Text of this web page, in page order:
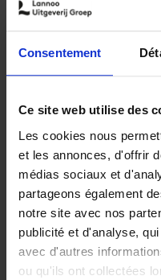
Consentement
Ce site web utilise des
Les cookies nous
et les annonces, d'offrir
médias sociaux et
partageons également
notre site avec nos
publicité et d'analyse,
avec d'autres
ou qu'ils ont collectées
Jochen
€